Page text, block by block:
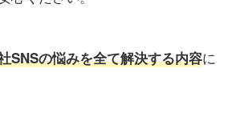
SNSの悩みを全て解決する内容に